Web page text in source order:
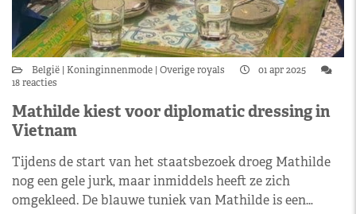
België Koninginnenmode Overige royals
01 apr 2025
18 reacties
Mathilde kiest voor diplomatic dressing in
Vietnam
Tijdens de start van het staatsbezoek droeg Mathilde
nog een gele jurk, maar inmiddels heeft ze zich
omgekleed. De blauwe tuniek van Mathilde is een…